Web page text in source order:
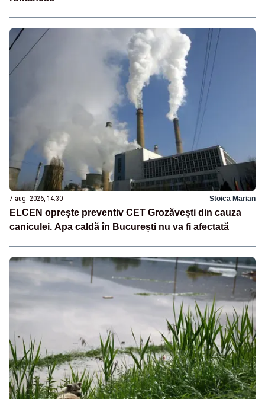
7 aug. 2026, 14:30 Stoica Marian
ELCEN oprește preventiv CET Grozăvești din cauza
caniculei. Apa caldă în București nu va fi afectată